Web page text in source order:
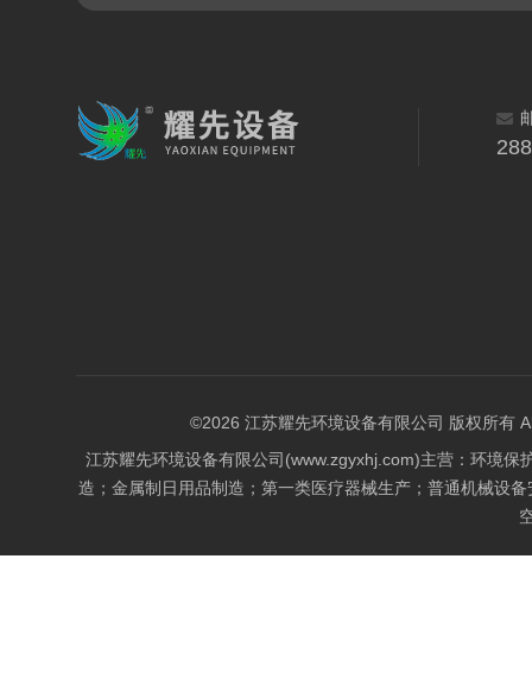
©2026 江苏耀先环境设备有限公司 版权所有
江苏耀先环境设备有限公司(www.zgyxhj.com)主营：环境
造；金属制日用品制造；第一类医疗器械生产；普通机械设